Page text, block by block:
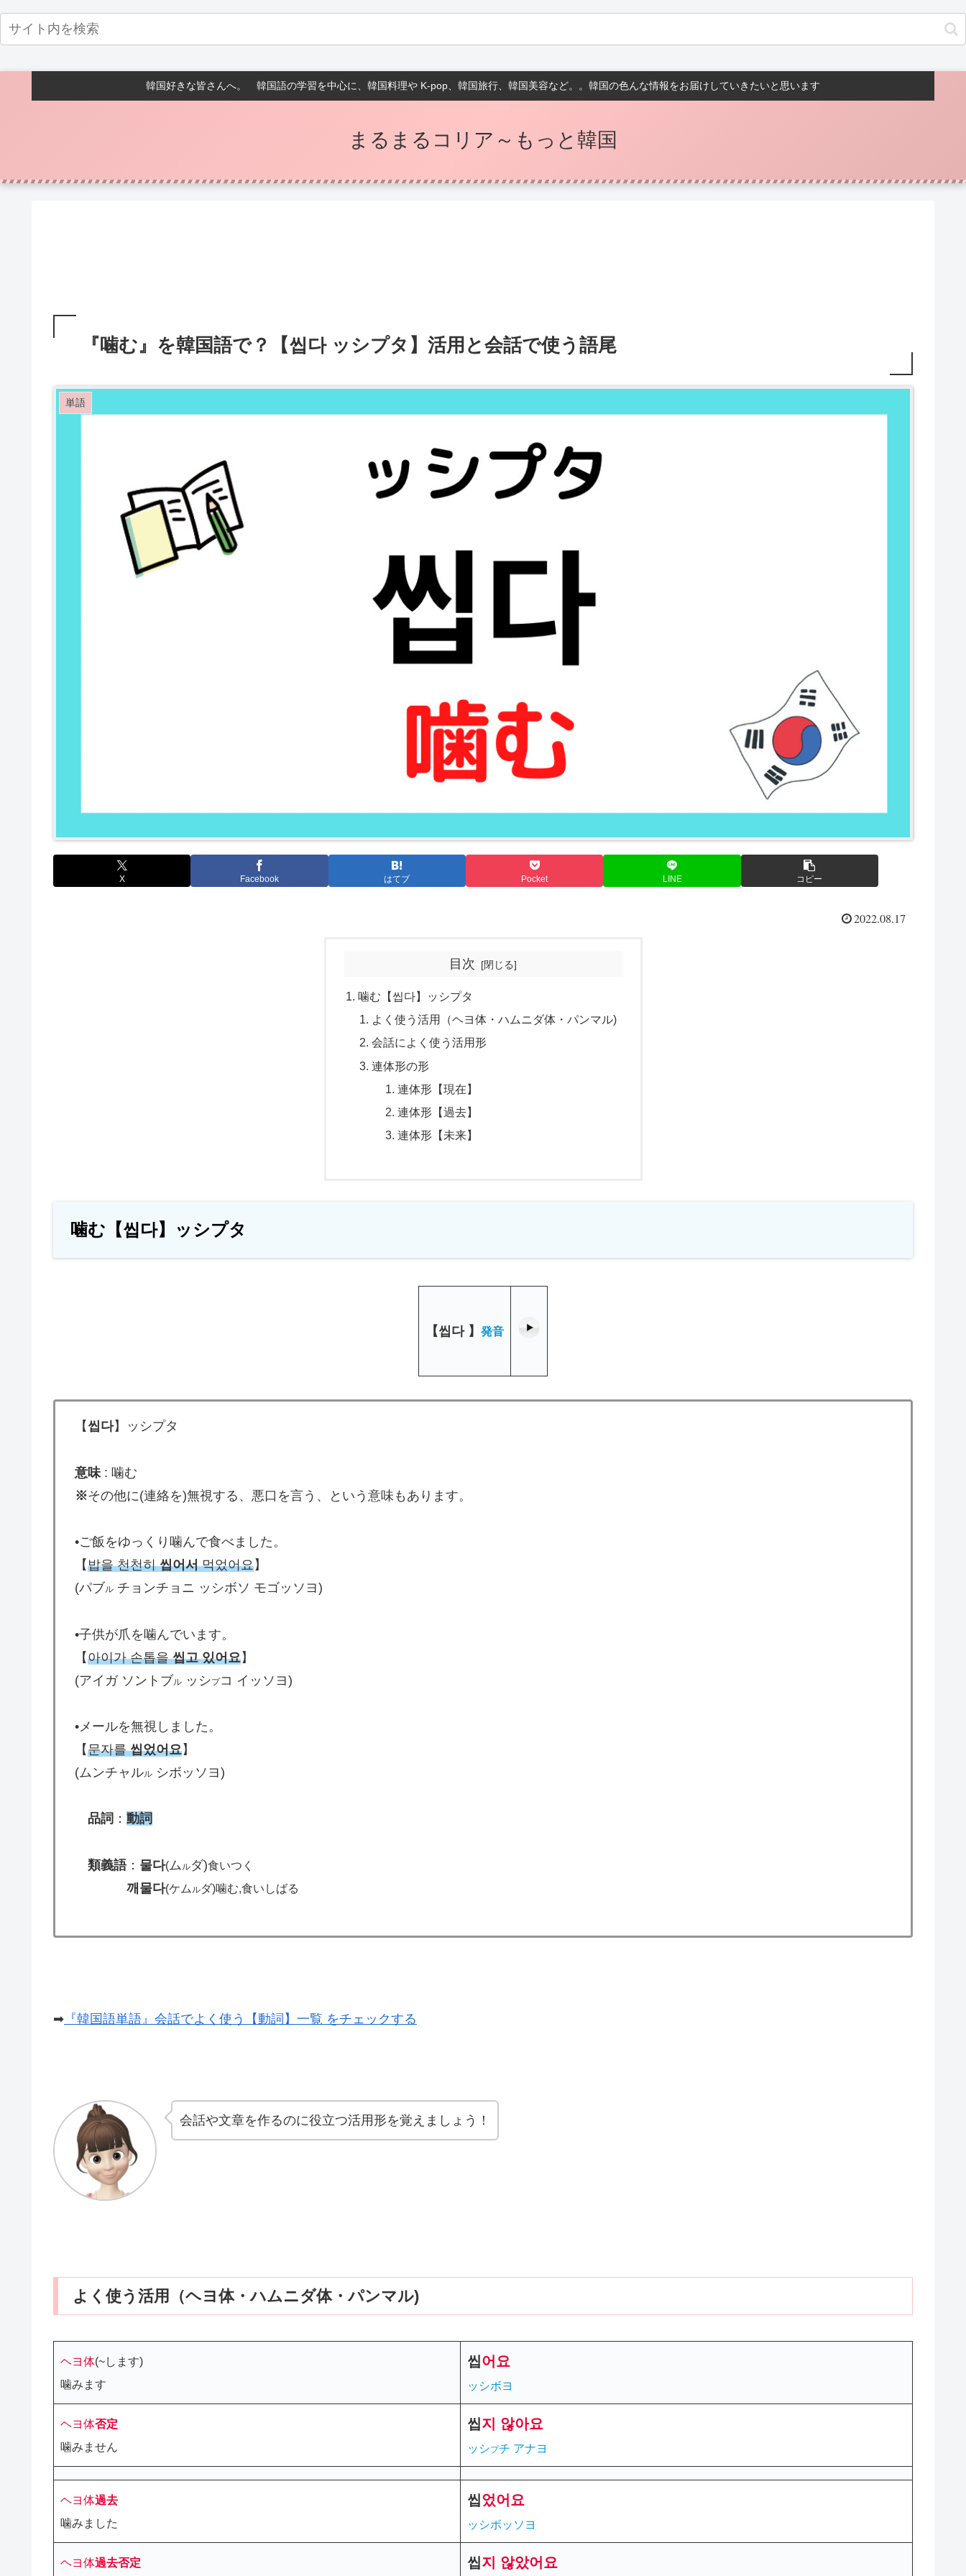
韓国好きな皆さんへ。 韓国語の学習を中心に、韓国料理や K-pop、韓国旅行、韓国美容など。。韓国の色んな情報をお届けしていきたいと思います
まるまるコリア～もっと韓国
『噛む』を韓国語で？【씹다 ッシプタ】活用と会話で使う語尾
単語
X Facebook はてブ Pocket LINE コピー
2022.08.17
目次
噛む【씹다】ッシプタ
よく使う活用（ヘヨ体・ハムニダ体・パンマル)
会話によく使う活用形
連体形の形
連体形【現在】
連体形【過去】
連体形【未来】
噛む【씹다】ッシプタ
【씹다】 発音
【 씹다】ッシプタ
意味 : 噛む
※その他に(連絡を)無視する、悪口を言う、という意味もあります。
•ご飯をゆっくり噛んで食べました。
【밥을 천천히씹어서먹었어요】
(パブル チョンチョニ ッシボソ モゴッソヨ)
•子供が爪を噛んでいます。
【아이가 손톱을씹고 있어요】
(アイガ ソントブル ッシプコ イッソヨ)
•メールを無視しました。
【문자를씹었어요】
(ムンチャルル シボッソヨ)
品詞 ： 動詞
類義語： 물다(ム ルダ)食いつく
깨물다(ケム ルダ)噛む,食いしばる
➡ 『韓国語単語』会話でよく使う【動詞】一覧 をチェックする
会話や文章を作るのに役立つ活用形を覚えましょう！
よく使う活用（ヘヨ体・ハムニダ体・パンマル)
ヘヨ体(~します)
噛みます
씹어 요
ッシボヨ
ヘヨ体否定
噛みません
씹지 않아요
ッシプチ アナヨ
ヘヨ体過去
噛みました
씹었어요
ッシボッソヨ
ヘヨ体過去否定 씹지 않았어요